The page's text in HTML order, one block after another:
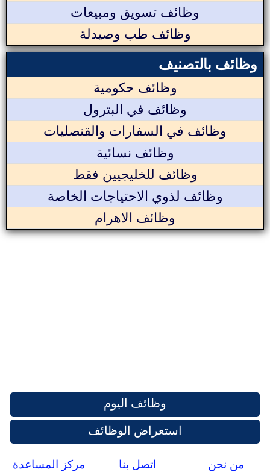
وظائف تسويق ومبيعات
وظائف طب وصيدلة
وظائف بالتصنيف
وظائف حكومية
وظائف في البترول
وظائف في السفارات والقنصليات
وظائف نسائية
وظائف للخليجيين فقط
وظائف لذوي الاحتياجات الخاصة
وظائف الاهرام
وظائف اليوم
استعراض الوظائف
من نحن اتصل بنا مركز المساعدة